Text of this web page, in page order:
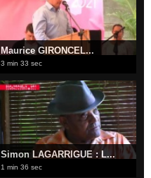
Maurice GIRONCEL...
3 min 33 sec
Simon LAGARRIGUE : L...
1 min 36 sec